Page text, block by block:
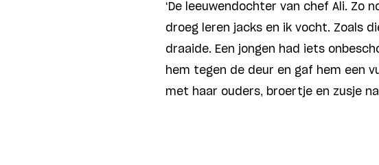
‘De leeuwendochter van chef Ali. Zo
droeg leren jacks en ik vocht. Zoals
draaide. Een jongen had iets
hem tegen de deur en gaf hem een
met haar ouders, broertje en zusje